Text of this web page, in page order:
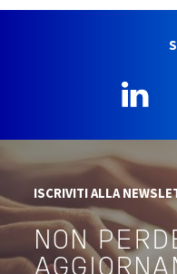
ISCRIVITI ALLA
NON